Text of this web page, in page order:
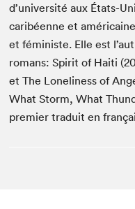
d’université aux États-
caribéenne et
et féministe. Elle est
romans: Spirit of Haiti
et The Loneliness of
What Storm, What
premier traduit en